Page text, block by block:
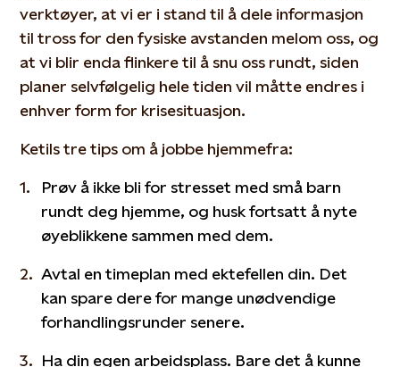
verktøyer, at vi er i stand til å dele informasjon
til tross for den fysiske avstanden melom oss, og
at vi blir enda flinkere til å snu oss rundt, siden
planer selvfølgelig hele tiden vil måtte endres i
enhver form for krisesituasjon.
Ketils tre tips om å jobbe hjemmefra:
Prøv å ikke bli for stresset med små barn
rundt deg hjemme, og husk fortsatt å nyte
øyeblikkene sammen med dem.
Avtal en timeplan med ektefellen din. Det
kan spare dere for mange unødvendige
forhandlingsrunder senere.
Ha din egen arbeidsplass. Bare det å kunne